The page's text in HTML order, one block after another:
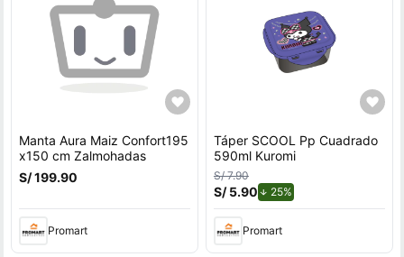
Manta Aura Maiz Confort195
x150 cm Zalmohadas
S/ 199.90
Promart
Táper SCOOL Pp Cuadrado
590ml Kuromi
S/ 7.90
S/ 5.90 25%de descuento.
Promart